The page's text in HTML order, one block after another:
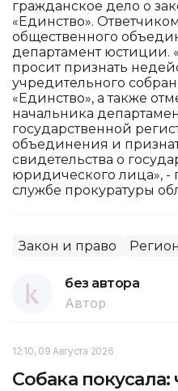
гражданское дело о
«Единство».
общественного
департамент юстиции.
просит признать
учредительного
«Единство», а также
начальника
государственной
объединения и
свидетельства о
юридического лица», -
службе прокуратуры
Закон и право
без автора
Автор
12:10, 09 Августа 2026
Собака покусала: